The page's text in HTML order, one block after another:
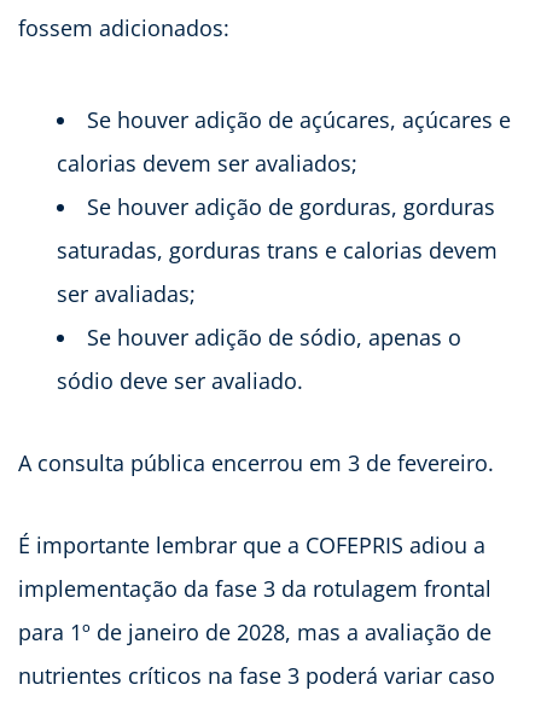
fossem adicionados:
Se houver adição de açúcares, açúcares e
calorias devem ser avaliados;
Se houver adição de gorduras, gorduras
saturadas, gorduras trans e calorias devem
ser avaliadas;
Se houver adição de sódio, apenas o
sódio deve ser avaliado.
A consulta pública encerrou em 3 de fevereiro.
É importante lembrar que a COFEPRIS adiou a
implementação da fase 3 da rotulagem frontal
para 1º de janeiro de 2028, mas a avaliação de
nutrientes críticos na fase 3 poderá variar caso